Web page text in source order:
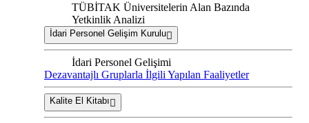
TÜBİTAK Üniversitelerin Alan Bazında
Yetkinlik Analizi
İdari Personel Gelişim Kurulu
İdari Personel Gelişimi
Dezavantajlı Gruplarla İlgili Yapılan Faaliyetler
Kalite El Kitabı